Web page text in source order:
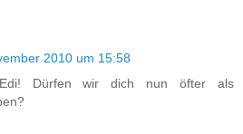
2010 um 15:58
Dürfen wir dich nun öfter als